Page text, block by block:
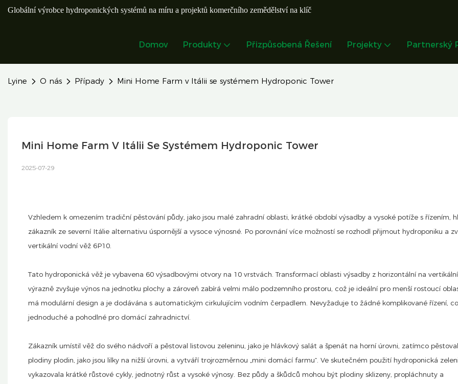
Globální výrobce hydroponických systémů na míru a projektů komerčního zemědělství na klíč
Domov Produkty Přizpůsobená Řešení Projekty Partnerský
Lyine O nás Případy Mini Home Farm v Itálii se systémem Hydroponic Tower
Mini Home Farm V Itálii Se Systémem Hydroponic Tower
2025-07-29
Vzhledem k omezením tradiční pěstování půdy, jako jsou malé zahradní oblasti, krátké období výsadby a vysoké potíže s řízením,
zákazník ze severní Itálie alternativu úspornější a vysoce výnosné. Po porovnání více možností se rozhodl přijmout hydroponiku a
vertikální vodní věž 6P10.
Tato hydroponická věž je vybavena 60 výsadbovými otvory na 10 vrstvách. Transformací oblasti výsadby z horizontální na vertikální
výrazně zvyšuje výnos na jednotku plochy a zároveň zabírá velmi málo podzemního prostoru, což je ideální pro menší rostoucí
má modulární design a je dodávána s automatickým cirkulujícím vodním čerpadlem. Nevyžaduje to žádné komplikované řízení,
jednoduché a pohodlné pro domácí zahradnictví.
Zákazník umístil věž do svého nádvoří a pěstoval listovou zeleninu, jako je hlávkový salát a špenát na horní úrovni, zatímco pěstoval
plodiny plodin, jako jsou lilky na nižší úrovni, a vytváří trojrozměrnou „mini domácí farmu“. Ve skutečném použití hydroponická
vykazovala krátké růstové cykly, jednotný růst a vysoké výnosy. Bez půdy a škůdců mohou být plodiny sklizeny, propláchnuty a